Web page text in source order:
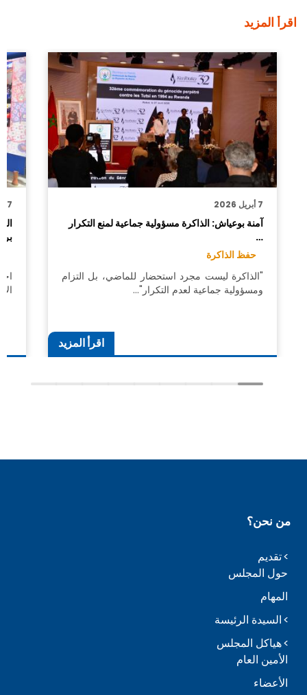
اقرأ المزيد
7 أبريل 2026
آمنة بوعياش: الذاكرة مسؤولية جماعية لمنع التكرار
…
حفظ الذاكرة
"الذاكرة ليست مجرد استحضار للماضي، بل التزام
ومسؤولية جماعية لعدم التكرار"…
اقرأ المزيد
27 أبريل 2025
من نحن؟
تقديم
حول المجلس
المهام
السيدة الرئيسة
هياكل المجلس
الأمين العام
الأعضاء